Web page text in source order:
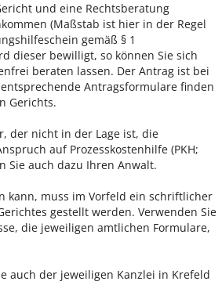
und eine Rechtsberatung
(Maßstab ist hier in der Regel
gemäß § 1
dieser bewilligt, so können Sie sich
beraten lassen. Der Antrag ist bei
Antragsformulare finden
Gerichts.
der nicht in der Lage ist, die
auf Prozesskostenhilfe (PKH;
Sie auch dazu Ihren Anwalt.
kann, muss im Vorfeld ein schriftlicher
gestellt werden. Verwenden Sie
die jeweiligen amtlichen Formulare,
auch der jeweiligen Kanzlei in Krefeld